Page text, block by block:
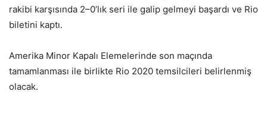
rakibi karşısında 2–0’lık seri ile galip gelmeyi başardı ve Rio
biletini kaptı.
Amerika Minor Kapalı Elemelerinde son maçında
tamamlanması ile birlikte Rio 2020 temsilcileri belirlenmiş
olacak.